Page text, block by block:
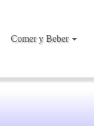
Comer y Beber